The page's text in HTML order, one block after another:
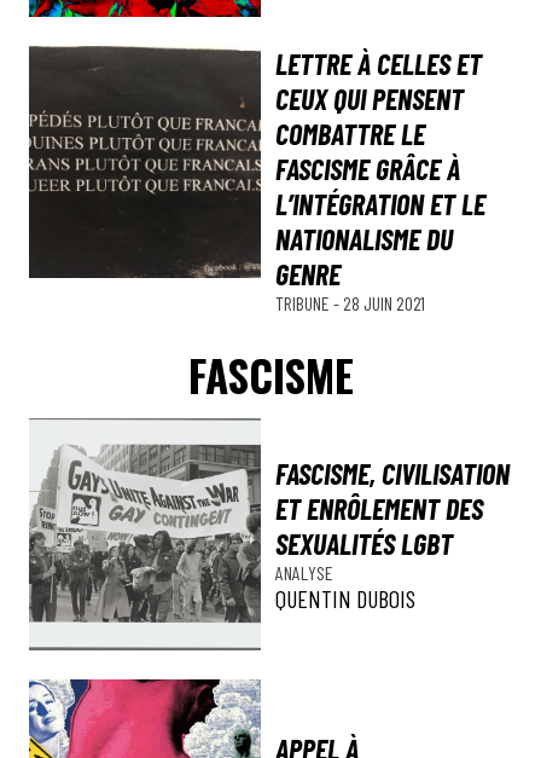
LETTRE À CELLES ET
CEUX QUI PENSENT
COMBATTRE LE
FASCISME GRÂCE À
L’INTÉGRATION ET LE
NATIONALISME DU
GENRE
TRIBUNE - 28 JUIN 2021
FASCISME
FASCISME, CIVILISATION
ET ENRÔLEMENT DES
SEXUALITÉS LGBT
ANALYSE
QUENTIN DUBOIS
APPEL À